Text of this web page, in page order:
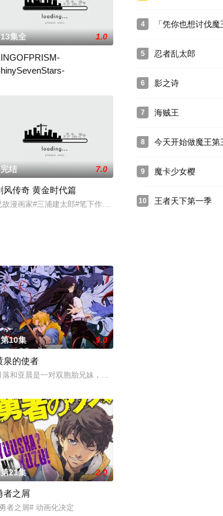
真，一点恋爱
职务，在可爱的小朋友们的围绕下，每天都过着
一个其他人类居住的世界。当中一个国家「玛雷」与其他各国爆
13集全 1.0
/ 日本 / 寺岛惇太,齐藤壮马,畠中祐,八代拓,五十岚雅,永冢拓
获得了一台数码照相机后，前田平凡的生活划上了
完结 7.0
风传奇 黄金时代篇
故漫画家#三浦建太郎#笔下作品《#剑风传奇#》曾于2012年～
净」的院落大宅，然而身怀超强驱除邪祟力量的楠
楠为了品尝美味的灵魂，潜入人间世界的高中。虽然锁定了一个
第10集 9.0
泉的使者
落和亚晨是一对双胞胎兄妹，他们在一个与世隔绝的深山小村落
无情地逐出师
春天的代行者‧花叶雏菊和护卫‧姬鹰樱，为了让
从2027年穿越回1999年的真未来市、在那里她结识了同为14岁
第21集 2.0
者之屑
者之屑# 动画化决定
4 「凭你也想讨伐魔王？」被勇者
5 忍者乱太郎
6 影之诗
7 海贼王
8 今天开始做魔王第
9 魔卡少女樱
10 王者天下第一季